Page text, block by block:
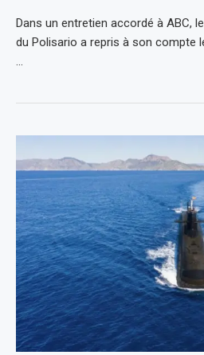
Dans un entretien accordé à ABC,
du Polisario a repris à son compte
…